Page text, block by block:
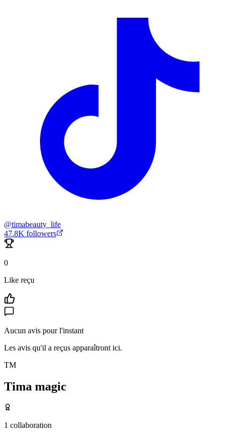
@timabeauty_life
47.8K followers
0
Like reçu
Aucun avis pour l'instant
Les avis qu'il a reçus apparaîtront ici.
TM
Tima magic
1 collaboration